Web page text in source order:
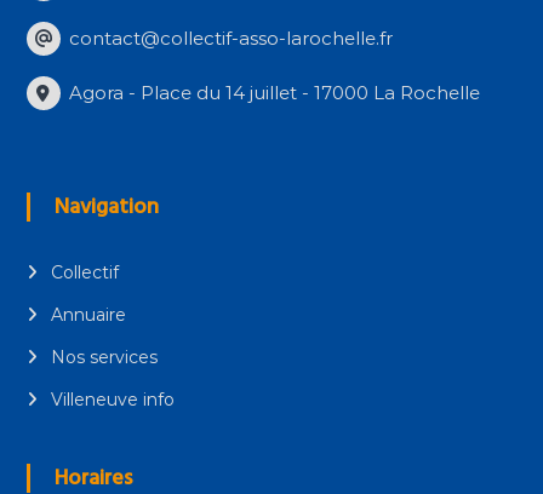
contact@collectif-asso-larochelle.fr
Agora - Place du 14 juillet - 17000 La Rochelle
Navigation
Collectif
Annuaire
Nos services
Villeneuve info
Horaires